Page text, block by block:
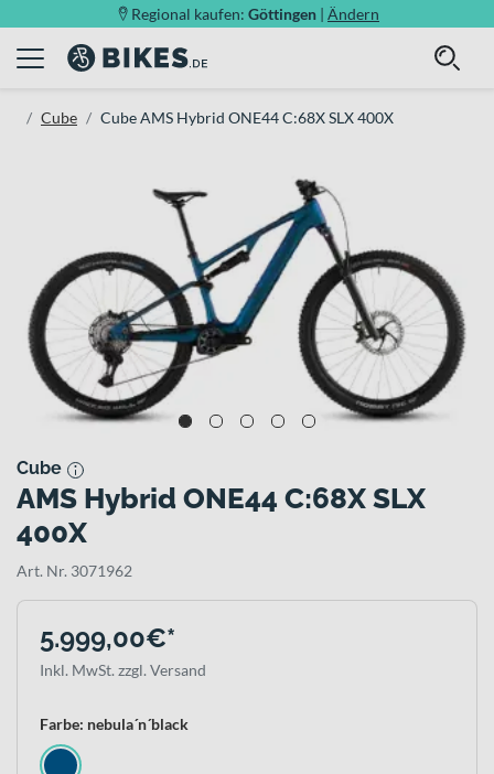
Regional kaufen: Göttingen | Ändern
Cube Cube AMS Hybrid ONE44 C:68X SLX 400X
Cube
AMS Hybrid ONE44 C:68X SLX
400X
Art. Nr. 3071962
5.999,00€*
Inkl. MwSt. zzgl. Versand
Farbe: nebula´n´black